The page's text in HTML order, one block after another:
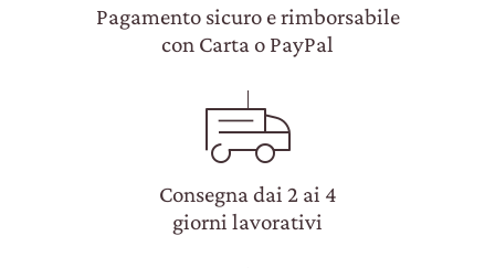
Pagamento sicuro e rimborsabile
con Carta o PayPal
Consegna dai 2 ai 4
giorni lavorativi